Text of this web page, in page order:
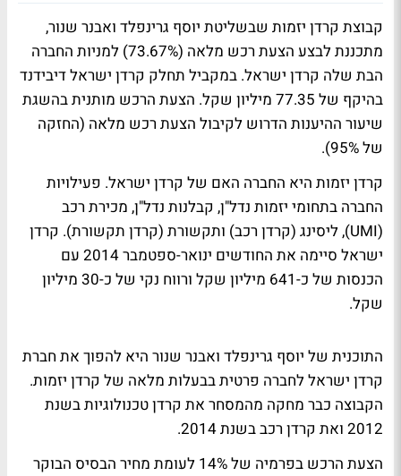
קבוצת קרדן יזמות שבשליטת יוסף גרינפלד ואבנר שנור,
מתכננת לבצע הצעת רכש מלאה (73.67%) למניות החברה
הבת שלה קרדן ישראל. במקביל תחלק קרדן ישראל דיבידנד
בהיקף של 77.35 מיליון שקל. הצעת הרכש מותנית בהשגת
שיעור ההיענות הדרוש לקיבול הצעת רכש מלאה (החזקה
של 95%).
קרדן יזמות היא החברה האם של קרדן ישראל. פעילויות
החברה בתחומי יזמות נדל"ן, קבלנות נדל"ן, מכירת רכב
(UMI), ליסינג (קרדן רכב) ותקשורת (קרדן תקשורת). קרדן
ישראל סיימה את החודשים ינואר-ספטמבר 2014 עם
הכנסות של כ-641 מיליון שקל ורווח נקי של כ-30 מיליון
שקל.
התוכנית של יוסף גרינפלד ואבנר שנור היא להפוך את חברת
קרדן ישראל לחברה פרטית בבעלות מלאה של קרדן יזמות.
הקבוצה כבר מחקה מהמסחר את קרדן טכנולוגיות בשנת
2012 ואת קרדן רכב בשנת 2014.
הצעת הרכש בפרמיה של 14% לעומת מחיר הבסיס הבוקר